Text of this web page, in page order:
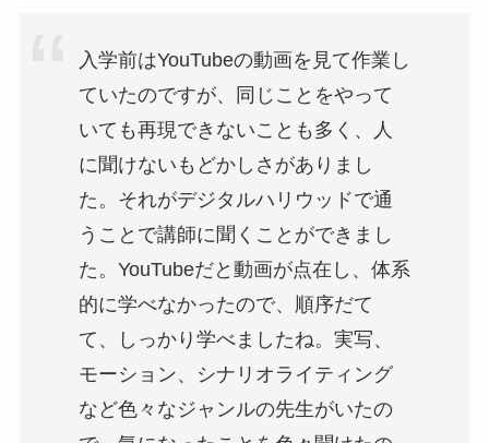
入学前はYouTubeの動画を見て作業し
ていたのですが、同じことをやって
いても再現できないことも多く、人
に聞けないもどかしさがありまし
た。それがデジタルハリウッドで通
うことで講師に聞くことができまし
た。YouTubeだと動画が点在し、体系
的に学べなかったので、順序だて
て、しっかり学べましたね。実写、
モーション、シナリオライティング
など色々なジャンルの先生がいたの